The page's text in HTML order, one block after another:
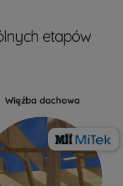
etapów
Więźba dachowa